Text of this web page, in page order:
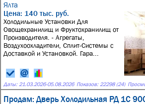
Ялта
Цена: 140 тыс. руб.
Холодильные Установки Для
Овощехранилищ и Фруктохранилищ от
Производителя. - Агрегаты,
Воздухоохладители, Сплит-Системы с
Доставкой и Установкой. Гара...
Даты: 21.03.2026-05.08.2026 Показов: 22298 (24)
Продам: Дверь Холодильная РД 1С